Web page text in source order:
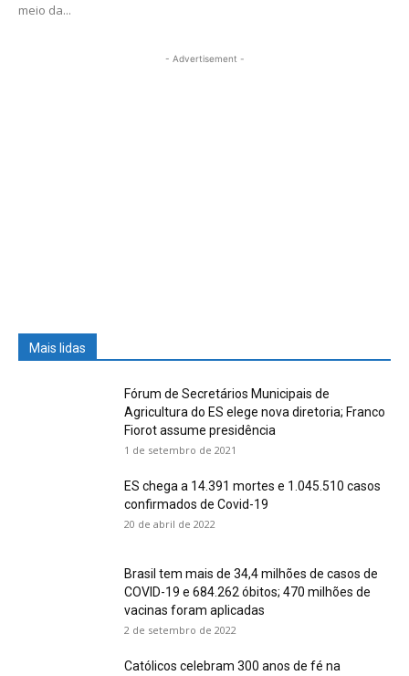
meio da...
- Advertisement -
Mais lidas
Fórum de Secretários Municipais de
Agricultura do ES elege nova diretoria; Franco
Fiorot assume presidência
1 de setembro de 2021
ES chega a 14.391 mortes e 1.045.510 casos
confirmados de Covid-19
20 de abril de 2022
Brasil tem mais de 34,4 milhões de casos de
COVID-19 e 684.262 óbitos; 470 milhões de
vacinas foram aplicadas
2 de setembro de 2022
Católicos celebram 300 anos de fé na